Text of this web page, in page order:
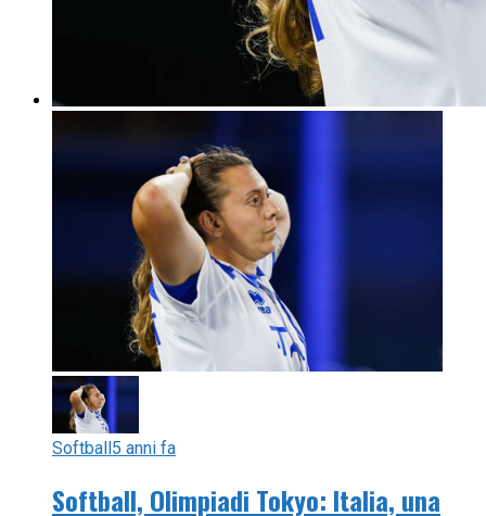
Softball5 anni fa
Softball, Olimpiadi Tokyo: Italia, una